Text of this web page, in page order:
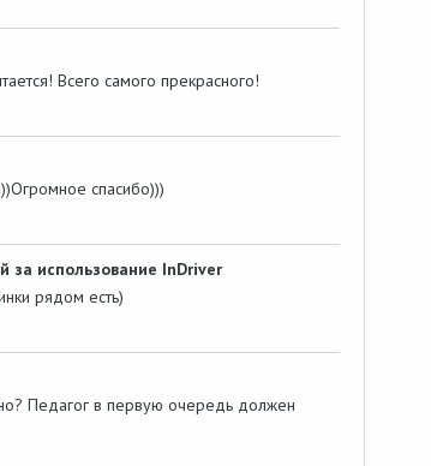
Всего самого прекрасного!
спасибо)))
за использование InDriver
рядом есть)
Педагог в первую очередь должен